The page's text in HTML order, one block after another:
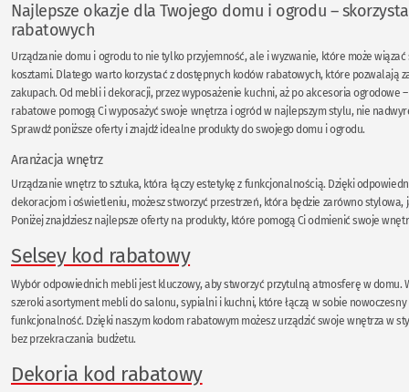
Najlepsze okazje dla Twojego domu i ogrodu –
rabatowych
Urządzanie domu i ogrodu to nie tylko przyjemność, ale i wyzwanie, które może wiązać
kosztami. Dlatego warto korzystać z dostępnych kodów rabatowych, które pozwalają
zakupach. Od mebli i dekoracji, przez wyposażenie kuchni, aż po akcesoria ogrodowe
rabatowe pomogą Ci wyposażyć swoje wnętrza i ogród w najlepszym stylu, nie
Sprawdź poniższe oferty i znajdź idealne produkty do swojego domu i ogrodu.
Aranżacja wnętrz
Urządzanie wnętrz to sztuka, która łączy estetykę z funkcjonalnością. Dzięki
dekoracjom i oświetleniu, możesz stworzyć przestrzeń, która będzie zarówno stylowa,
Poniżej znajdziesz najlepsze oferty na produkty, które pomogą Ci odmienić swoje
Selsey kod rabatowy
Wybór odpowiednich mebli jest kluczowy, aby stworzyć przytulną atmosferę w domu.
szeroki asortyment mebli do salonu, sypialni i kuchni, które łączą w sobie nowoczesny
funkcjonalność. Dzięki naszym kodom rabatowym możesz urządzić swoje wnętrza w
bez przekraczania budżetu.
Dekoria kod rabatowy